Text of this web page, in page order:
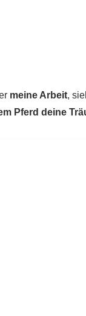
meine Arbeit,
Pferd deine